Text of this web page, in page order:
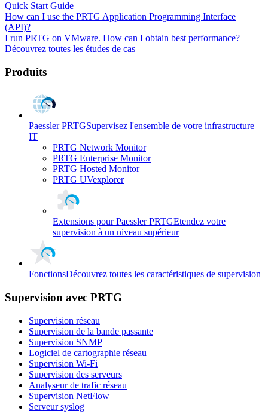
Quick Start Guide
How can I use the PRTG Application Programming Interface
(API)?
I run PRTG on VMware. How can I obtain best performance?
Découvrez toutes les études de cas
Produits
Paessler PRTGSupervisez l'ensemble de votre infrastructure
IT
PRTG Network Monitor
PRTG Enterprise Monitor
PRTG Hosted Monitor
PRTG UVexplorer
Extensions pour Paessler PRTGEtendez votre
supervision à un niveau supérieur
FonctionsDécouvrez toutes les caractéristiques de supervision
Supervision avec PRTG
Supervision réseau
Supervision de la bande passante
Supervision SNMP
Logiciel de cartographie réseau
Supervision Wi-Fi
Supervision des serveurs
Analyseur de trafic réseau
Supervision NetFlow
Serveur syslog